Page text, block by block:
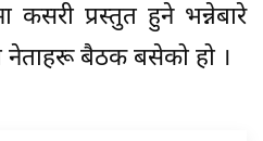
कसरी प्रस्तुत हुने भन्नेबारे
नेताहरू बैठक बसेको हो ।